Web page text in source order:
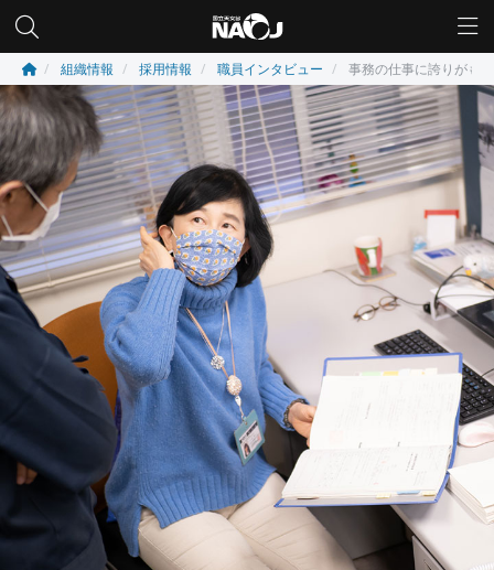
組織情報 採用情報 職員インタビュー 事務の仕事に誇りがも